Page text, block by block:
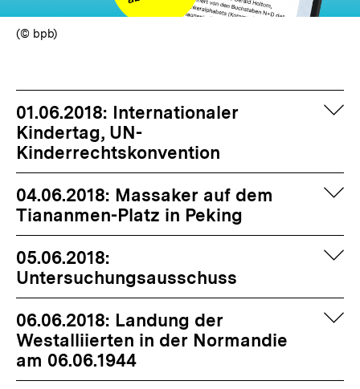
(© bpb)
01.06.2018: Internationaler
Kindertag, UN-
Kinderrechtskonvention
04.06.2018: Massaker auf dem
Tiananmen-Platz in Peking
05.06.2018:
Untersuchungsausschuss
06.06.2018: Landung der
Westalliierten in der Normandie
am 06.06.1944